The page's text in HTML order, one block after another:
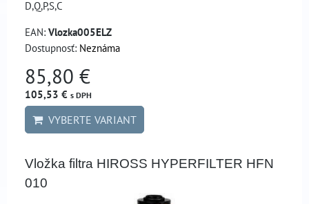
D,Q,P,S,C
EAN: Vlozka005ELZ
Dostupnosť: Neznáma
85,80 €
105,53 € s DPH
VYBERTE VARIANT
Vložka filtra HIROSS HYPERFILTER HFN
010